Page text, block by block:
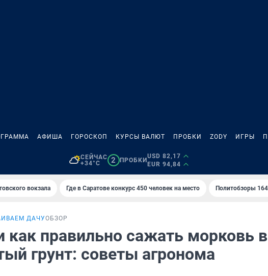
АФИША ГОРОСКОП КУРСЫ ВАЛЮТ ПРОБКИ ZODY ИГРЫ
СЕЙЧАС
+34°C
2 ПРОБКИ
USD 82,17
EUR 94,84
вокзала Где в Саратове конкурс 450 человек на место Политобзоры
ДАЧУОБЗОР
как правильно сажать морковь в
грунт: советы агронома